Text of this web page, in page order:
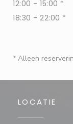
12:00 - 15:00 *
18:30 - 22:00 *
* Alleen
LOCATIE